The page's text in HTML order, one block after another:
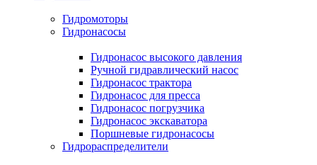
Гидромоторы
Гидронасосы
Гидронасос высокого давления
Ручной гидравлический насос
Гидронасос трактора
Гидронасос для пресса
Гидронасос погрузчика
Гидронасос экскаватора
Поршневые гидронасосы
Гидрораспределители